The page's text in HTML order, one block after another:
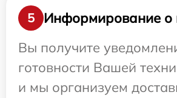
5
Информирование о
Вы получите
готовности Вашей
и мы организуем